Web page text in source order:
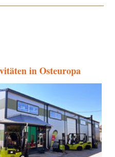
in Osteuropa